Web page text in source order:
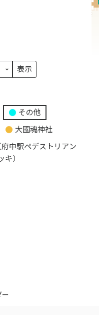
その他
大國魂神社
中駅ペデストリアン
キ）
ー